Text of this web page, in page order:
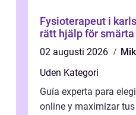
Fysioterapeut i karlstad
rätt hjälp för
02 augusti 2026
Uden Kategori
Guía experta para
online y maximizar